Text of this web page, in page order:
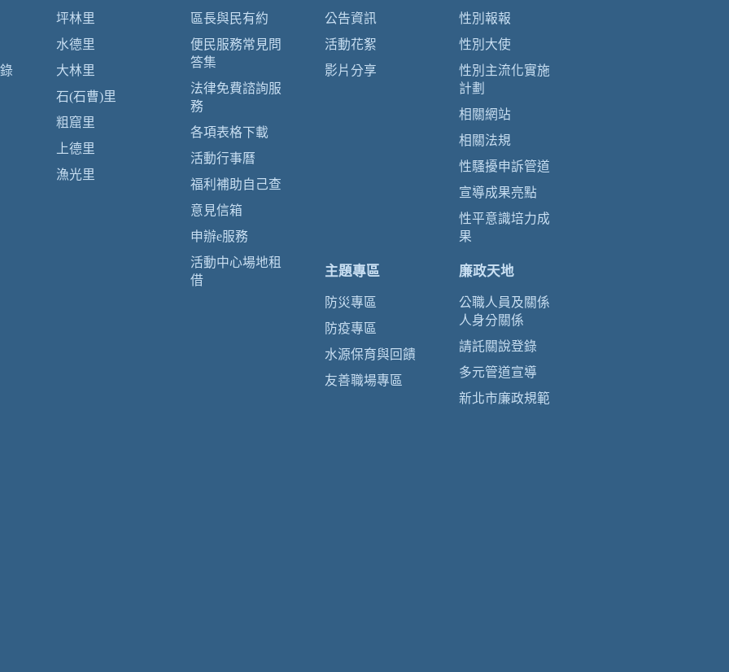
坪林里
水德里
大林里
石(石曹)里
粗窟里
上德里
漁光里
區長與民有約
便民服務常見問
答集
法律免費諮詢服
務
各項表格下載
活動行事曆
福利補助自己查
意見信箱
申辦e服務
活動中心場地租
借
公告資訊
活動花絮
影片分享
性別報報
性別大使
性別主流化實施
計劃
相關網站
相關法規
性騷擾申訴管道
宣導成果亮點
性平意識培力成
果
主題專區
防災專區
防疫專區
水源保育與回饋
友善職場專區
廉政天地
公職人員及關係
人身分關係
請託關說登錄
多元管道宣導
新北市廉政規範